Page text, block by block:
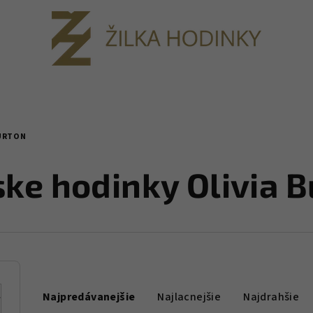
hodinky Olivia
aNajpredávanejšie Najlacnejšie Najdrahšie